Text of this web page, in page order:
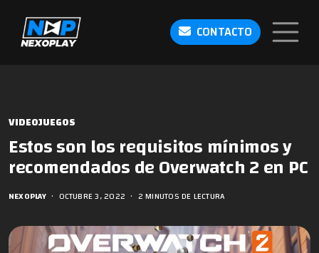
CONTACTO
VIDEOJUEGOS
Estos son los requisitos mínimos y
recomendados de Overwatch 2 en PC
NEXOPLAY • OCTUBRE 3, 2022 • 2 MINUTOS DE LECTURA